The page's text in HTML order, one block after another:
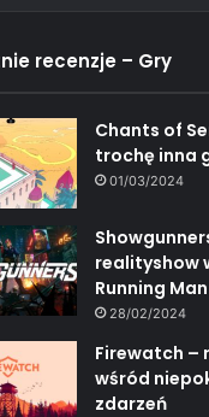
recenzje – Gry
Chants of
trochę inna
01/03/2024
realityshow
Running
28/02/2024
Firewatch –
wśród
zdarzeń